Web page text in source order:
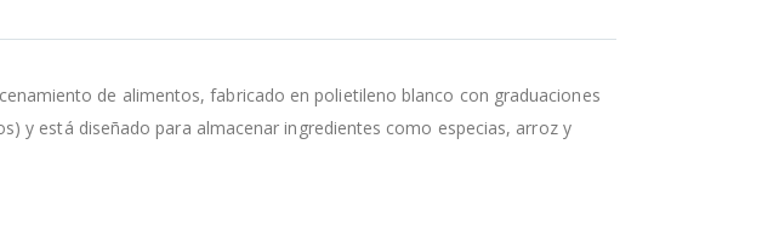
de alimentos, fabricado en polietileno blanco con graduaciones
y está diseñado para almacenar ingredientes como especias, arroz y